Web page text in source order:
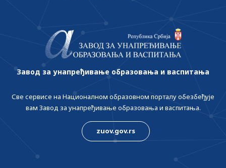
Завод за унапређивање образовања и васпитања
Све сервисе на Националном образовном порталу обезбеђује
вам Завод за унапређивање образовања и васпитања.
zuov.gov.rs